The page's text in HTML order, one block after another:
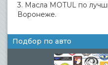
3. Масла MOTUL по
Воронеже.
Подбор по авто